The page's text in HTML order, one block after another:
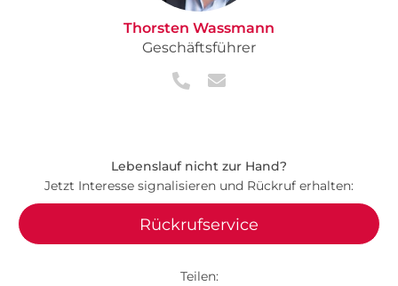
Thorsten Wassmann
Geschäftsführer
Lebenslauf nicht zur Hand?
Jetzt Interesse signalisieren und Rückruf erhalten:
Rückrufservice
Teilen: